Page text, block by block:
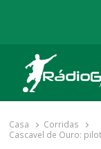
Rádio Gol
Há mais de 20 anos
Casa
Corridas
Cascavel de Ouro: